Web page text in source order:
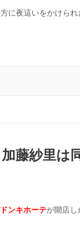
に夜這いをかけられ
藤紗里は
ンキホーテが開店し